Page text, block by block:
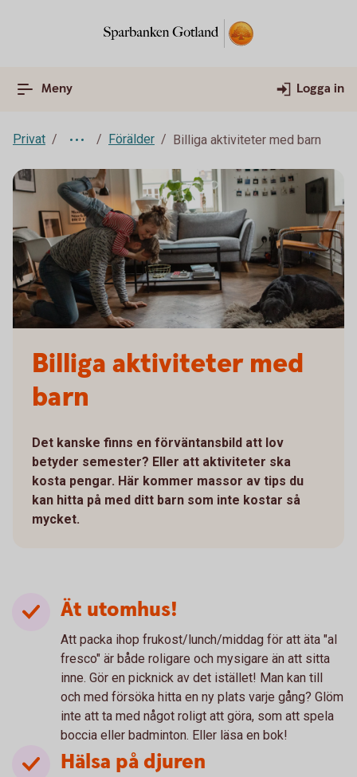
Meny Logga in
Privat Förälder Billiga aktiviteter med barn
Billiga aktiviteter med
barn
Det kanske finns en förväntansbild att lov
betyder semester? Eller att aktiviteter ska
kosta pengar. Här kommer massor av tips du
kan hitta på med ditt barn som inte kostar så
mycket.
Ät utomhus!
Att packa ihop frukost/lunch/middag för att äta "al
fresco" är både roligare och mysigare än att sitta
inne. Gör en picknick av det istället! Man kan till
och med försöka hitta en ny plats varje gång? Glöm
inte att ta med något roligt att göra, som att spela
boccia eller badminton. Eller läsa en bok!
Hälsa på djuren